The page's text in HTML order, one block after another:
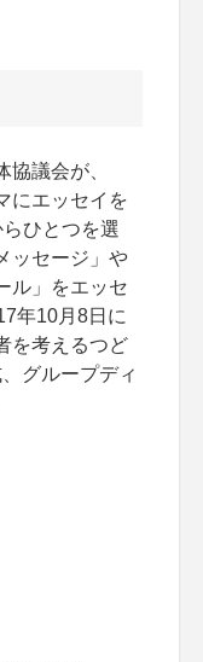
議会が、
にエッセイを
ひとつを選
ッセージ」や
ル」をエッセ
年10月8日に
を考えるつど
グループディ